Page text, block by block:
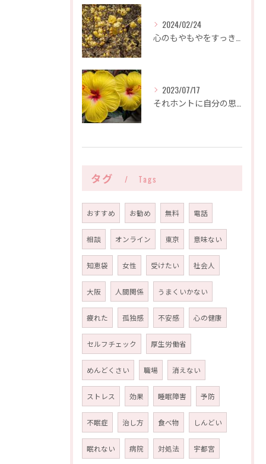
2024/02/24
2023/07/17
タグ Tags
おすすめ お勧め 無料 電話
相談 オンライン 東京 意味ない
知恵袋 女性 受けたい 社会人
大阪 人間関係 うまくいかない
疲れた 孤独感 不安感 心の健康
セルフチェック 厚生労働省
めんどくさい 職場 消えない
ストレス 効果 睡眠障害 予防
不眠症 治し方 食べ物 しんどい
眠れない 病院 対処法 宇都宮